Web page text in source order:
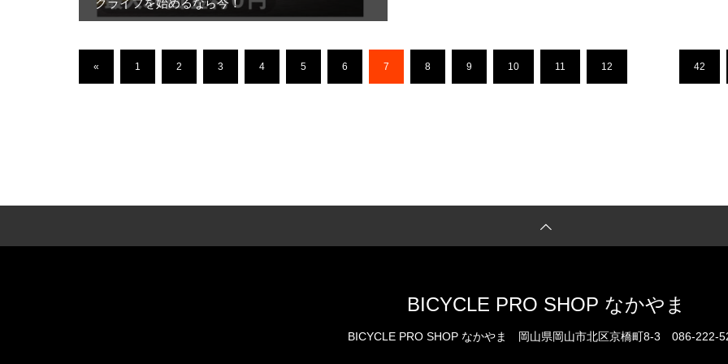
クライフを始めるなら今！
« 1 2 3 4 5 6 7 8 9 10 11 12 42
BICYCLE PRO SHOP なかやま
BICYCLE PRO SHOP なかやま 岡山県岡山市北区京橋町8-3 086-222-